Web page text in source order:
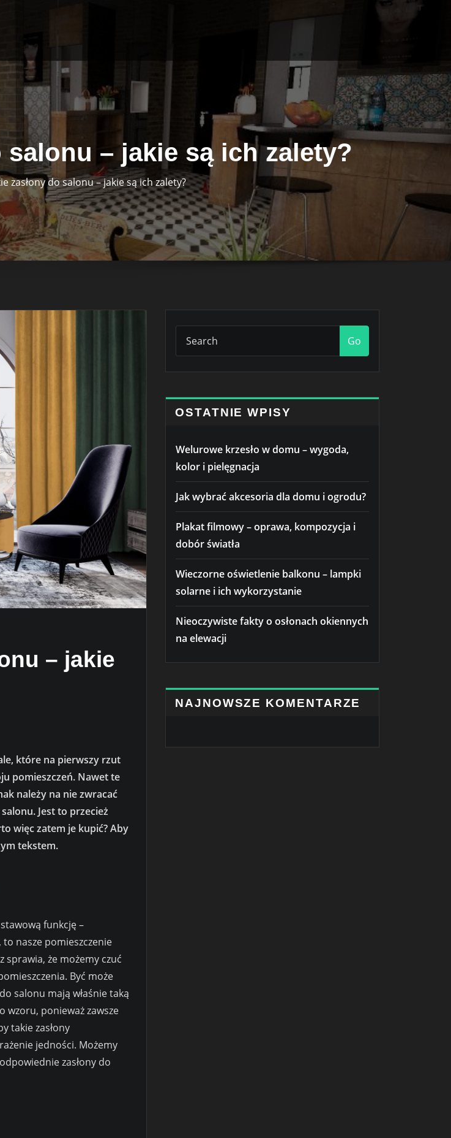
salonu – jakie są ich zalety?
zasłony do salonu – jakie są ich zalety?
– jakie
które na pierwszy rzut
pomieszczeń. Nawet te
należy na nie zwracać
Jest to przecież
więc zatem je kupić? Aby
tekstem.
funkcję –
to nasze pomieszczenie
sprawia, że możemy czuć
Być może
salonu mają właśnie taką
wzoru, ponieważ zawsze
takie zasłony
jedności. Możemy
zasłony do
Go
OSTATNIE WPISY
Welurowe krzesło w domu – wygoda,
kolor i pielęgnacja
Jak wybrać akcesoria dla domu i ogrodu?
Plakat filmowy – oprawa, kompozycja i
dobór światła
Wieczorne oświetlenie balkonu – lampki
solarne i ich wykorzystanie
Nieoczywiste fakty o osłonach okiennych
na elewacji
NAJNOWSZE KOMENTARZE